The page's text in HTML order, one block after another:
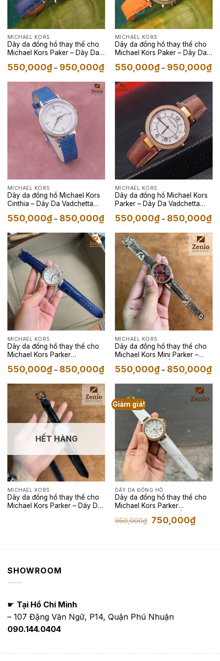
MICHAEL KORS
Dây da đồng hồ thay thế cho
Michael Kors Paker – Dây Da
550,000₫ – 950,000₫Khoảng
giá:
550,000₫
950,000₫
MICHAEL KORS
Dây da đồng hồ thay thế cho
Michael Kors Paker – Dây Da
550,000₫ – 950,000₫
MICHAEL KORS
Dây da đồng hồ Michael Kors
Cinthia – Dây Da Vadchetta
550,000₫ – 850,000₫Khoảng
giá:
550,000₫
đến
850,000₫
MICHAEL KORS
Dây da đồng hồ Michael Kors
Parker – Dây Da Vadchetta
550,000₫ – 850,000₫
MICHAEL KORS
Dây da đồng hồ thay thế cho
Michael Kors Parker
Màu Xanh Navy
550,000₫ – 850,000₫Khoảng
giá:
550,000₫
đến
850,000₫
MICHAEL KORS
Dây da đồng hồ thay thế cho
Michael Kors Mini Parker –
Đen
550,000₫ – 850,000₫
HẾT HÀNG
MICHAEL KORS
Dây da đồng hồ thay thế cho
Michael Kors Parker – Dây Da
Giảm giá!
DÂY DA ĐỒNG HỒ
Dây da đồng hồ thay thế cho
Michael Kors Parker
Pháp
950,000₫ Giá
gốc
750,000₫Giá
hiện
SHOWROOM
☛ Tại Hồ Chí Minh
– 107 Đặng Văn Ngữ, P14, Quận Phú Nhuận
090.144.0404